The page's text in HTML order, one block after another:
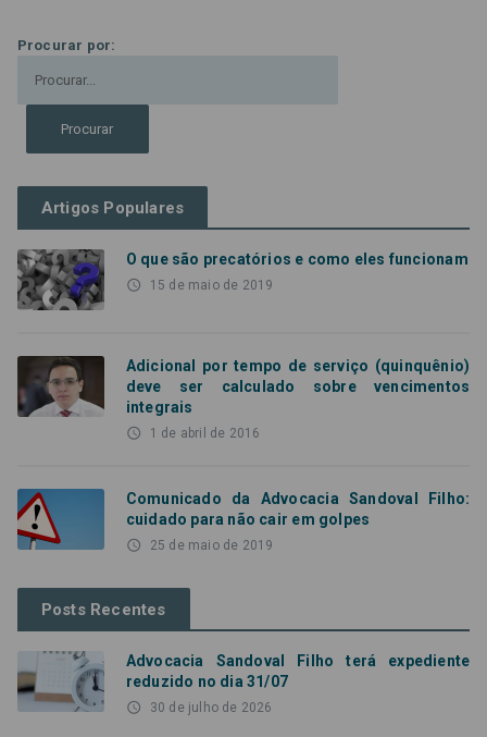
Procurar por:
Artigos Populares
O que são precatórios e como eles funcionam
access_time 15 de maio de 2019
Adicional por tempo de serviço (quinquênio)
deve ser calculado sobre vencimentos
integrais
access_time 1 de abril de 2016
Comunicado da Advocacia Sandoval Filho:
cuidado para não cair em golpes
access_time 25 de maio de 2019
Posts Recentes
Advocacia Sandoval Filho terá expediente
reduzido no dia 31/07
access_time 30 de julho de 2026